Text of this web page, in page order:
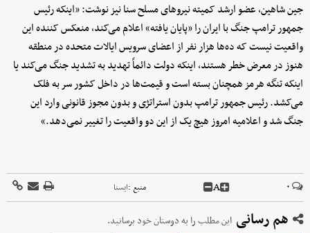
جین شاهین، عضو ارشد کمیته نیروهای مسلح سنا نیز نوشت: «اینکه رئیس
جمهور ترامپ جنگ با ایران را «پایان یافته» اعلام می‌کند، منعکس کننده این
واقعیت نیست که ده‌ها هزار نفر از اعضای سرویس ایالات متحده در منطقه
هنوز در معرض خطر هستند، اینکه دولت دائماً تهدید به تشدید جنگ می‌کند یا
اینکه تنگه هرمز همچنان بسته است و قیمت‌ها در داخل کشور سر به فلک
می‌کشد. رئیس جمهور ترامپ بدون استراتژی و بدون مجوز قانونی وارد این
جنگ شد و اعلامیه امروز هیچ یک از این دو واقعیت را تغییر نمی‌دهد.»
۰ A منبع :ايسنا
هم رسانی این مطلب را به دوستان خود برسانید.